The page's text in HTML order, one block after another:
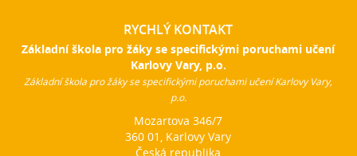
RYCHLÝ KONTAKT
Základní škola pro žáky se specifickými poruchami učení
Karlovy Vary, p.o.
Základní škola pro žáky se specifickými poruchami učení Karlovy Vary,
p.o.
Mozartova 346/7
360 01, Karlovy Vary
Česká republika